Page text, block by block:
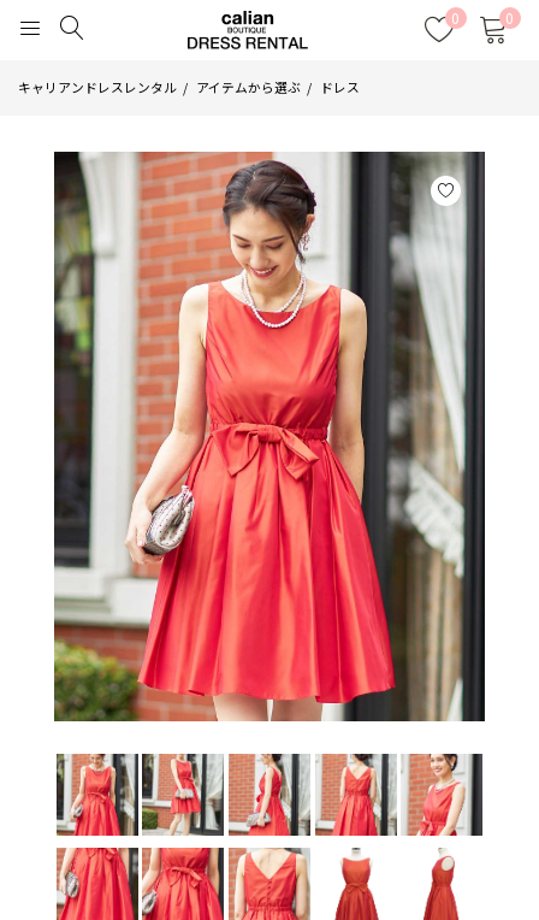
0 0
キャリアンドレスレンタル アイテムから選ぶ ドレス